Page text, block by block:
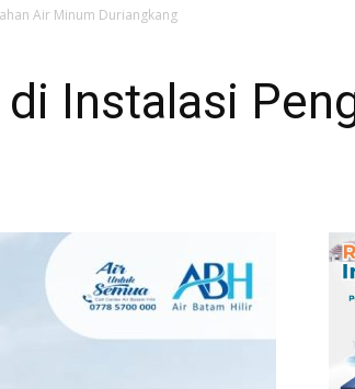
Air Minum Duriangkang
Instalasi